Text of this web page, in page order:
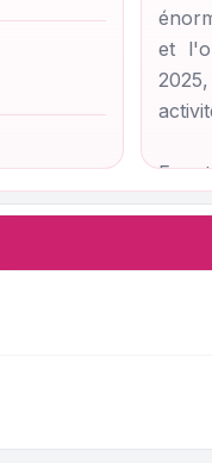
et
En
et
NPS
Un
Avec